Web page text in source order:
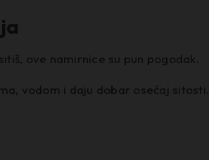
ove namirnice su pun pogodak.
vodom i daju dobar osećaj sitosti.